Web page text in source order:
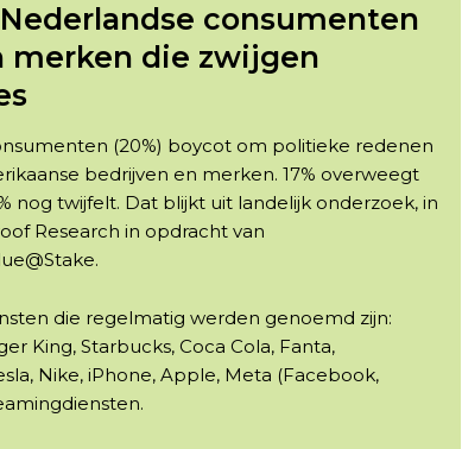
consumenten
merken die zwijgen
(20%) boycot om politieke redenen
bedrijven en merken. 17% overweegt
nog twijfelt. Dat blijkt uit landelijk onderzoek, in
Research in opdracht van
die regelmatig werden genoemd zijn:
King, Starbucks, Coca Cola, Fanta,
Nike, iPhone, Apple, Meta (Facebook,